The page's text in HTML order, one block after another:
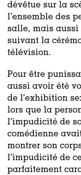
dévêtue sur la
l’ensemble des
salle, mais aussi
suivant la
télévision.
Pour être
aussi avoir été
de l’exhibition
lors que la
l’impudicité de
comédienne
montrer son
l’impudicité de
parfaitement